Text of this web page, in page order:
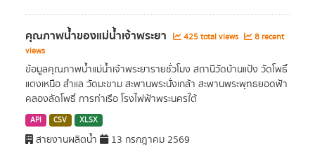
คุณภาพน้ำของแม่น้ำเจ้าพระยา 425 total views
8 recent
views
ข้อมูลคุณภาพน้ำแม่น้ำเจ้าพระยารายชั่วโมง สถานีวัดบ้านแป้ง วัดโพธิ์
แตงเหนือ สำแล วัดมะขาม สะพานพระนั่งเกล้า สะพานพระพุทธยอดฟ้า
คลองลัดโพธิ์ การท่าเรือ โรงไฟฟ้าพระนครใต้
API CSV XLSX
สายงานผลิตน้ำ 13 กรกฎาคม 2569